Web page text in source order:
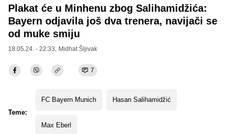
Plakat će u Minhenu zbog Salihamidžića:
Bayern odjavila još dva trenera, navijači se
od muke smiju
18.05.24. - 22:33, Midhat Šljivak
7
Teme:
FC Bayern Munich Hasan Salihamidžić
Max Eberl